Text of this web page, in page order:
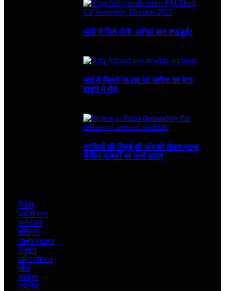
मोदी से मिले योगी, आखिर बात क्या हुई?
भाई से मिलने जा रहा था अतीक का बेटा,
हादसे में मौत
साथियों की रिहाई की मांग को लेकर पटना
में फिर सड़कों पर उतरे छात्र
विदेश
अर्थशास्त्र
मनोरंजन
इतिहास
लाइफस्टाइल
विज्ञान
धर्म/राशिफल
खेल
साहित्य
नजरिया